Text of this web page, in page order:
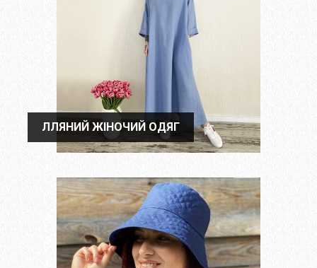
ЛЛЯНИЙ ЖІНОЧИЙ ОДЯГ
ЛЛЯНИЙ ЖІНОЧИЙ ОДЯГ